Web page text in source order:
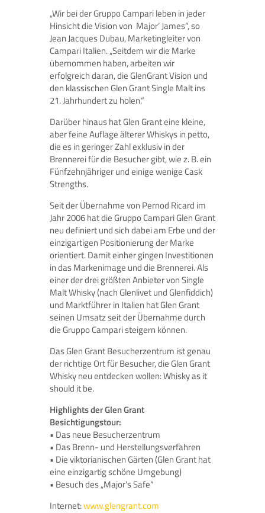
„Wir bei der Gruppo Campari leben in jeder
Hinsicht die Vision von ‚Major‘ James“, so
Jean Jacques Dubau, Marketingleiter von
Campari Italien. „Seitdem wir die Marke
übernommen haben, arbeiten wir
erfolgreich daran, die GlenGrant Vision und
den klassischen Glen Grant Single Malt ins
21. Jahrhundert zu holen.“
Darüber hinaus hat Glen Grant eine kleine,
aber feine Auflage älterer Whiskys in petto,
die es in geringer Zahl exklusiv in der
Brennerei für die Besucher gibt, wie z. B. ein
Fünfzehnjähriger und einige wenige Cask
Strengths.
Seit der Übernahme von Pernod Ricard im
Jahr 2006 hat die Gruppo Campari Glen Grant
neu definiert und sich dabei am Erbe und der
einzigartigen Positionierung der Marke
orientiert. Damit einher gingen Investitionen
in das Markenimage und die Brennerei. Als
einer der drei größten Anbieter von Single
Malt Whisky (nach Glenlivet und Glenfiddich)
und Marktführer in Italien hat Glen Grant
seinen Umsatz seit der Übernahme durch
die Gruppo Campari steigern können.
Das Glen Grant Besucherzentrum ist genau
der richtige Ort für Besucher, die Glen Grant
Whisky neu entdecken wollen: Whisky as it
should it be.
Highlights der Glen Grant
Besichtigungstour:
• Das neue Besucherzentrum
• Das Brenn- und Herstellungsverfahren
• Die viktorianischen Gärten (Glen Grant hat
eine einzigartig schöne Umgebung)
• Besuch des „Major’s Safe“
Internet:www.glengrant.com